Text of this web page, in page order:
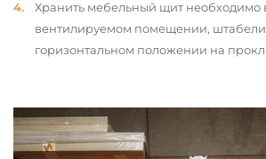
Хранить мебельный щит необходимо
вентилируемом помещении,
горизонтальном положении на